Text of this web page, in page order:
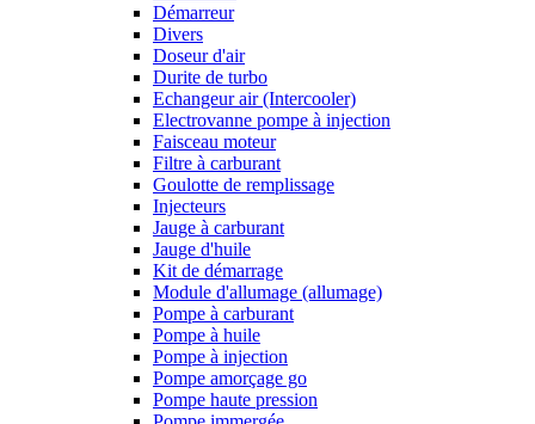
Démarreur
Divers
Doseur d'air
Durite de turbo
Echangeur air (Intercooler)
Electrovanne pompe à injection
Faisceau moteur
Filtre à carburant
Goulotte de remplissage
Injecteurs
Jauge à carburant
Jauge d'huile
Kit de démarrage
Module d'allumage (allumage)
Pompe à carburant
Pompe à huile
Pompe à injection
Pompe amorçage go
Pompe haute pression